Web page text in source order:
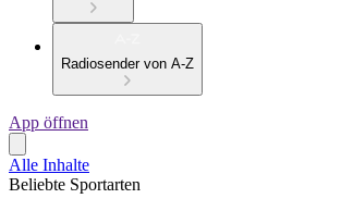
Radiosender von A-Z
App öffnen
Alle Inhalte
Beliebte Sportarten